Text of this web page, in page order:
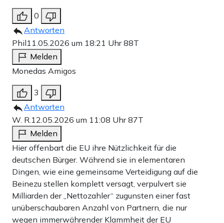
0
Antworten
Phil11.05.2026 um 18:21 Uhr88T
Melden
Monedas Amigos
3
Antworten
W. R.12.05.2026 um 11:08 Uhr87T
Melden
Hier offenbart die EU ihre Nützlichkeit für die
deutschen Bürger. Während sie in elementaren
Dingen, wie eine gemeinsame Verteidigung auf die
Beinezu stellen komplett versagt, verpulvert sie
Milliarden der „Nettozahler“ zugunsten einer fast
unüberschaubaren Anzahl von Partnern, die nur
wegen immerwährender Klammheit der EU